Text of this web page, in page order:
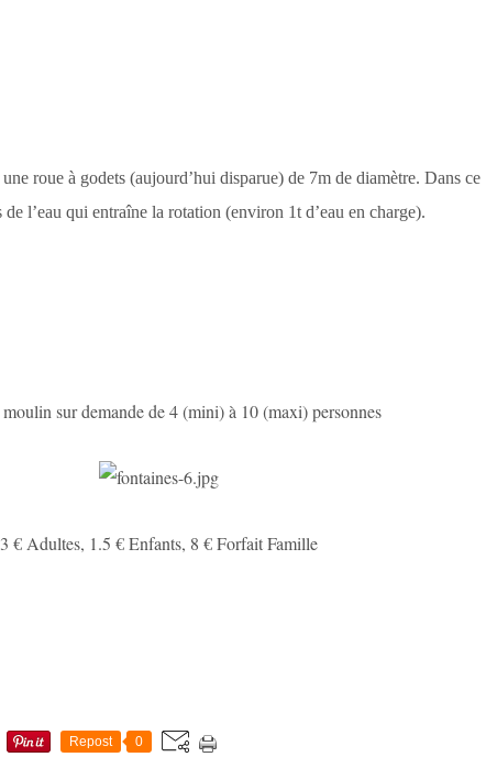
roue à godets (aujourd’hui disparue) de 7m de diamètre. Dans ce
de l’eau qui entraîne la rotation (environ 1t d’eau en charge).
sur demande de 4 (mini) à 10 (maxi) personnes
3 € Adultes, 1.5 € Enfants, 8 € Forfait Famille
Repost 0